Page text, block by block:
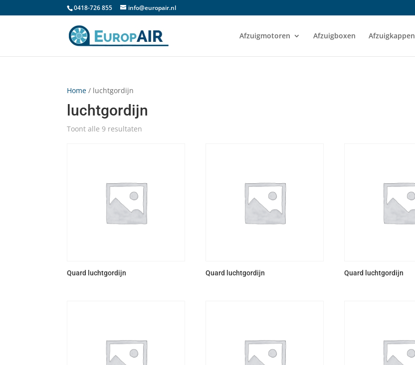
0418-726 855 info@europair.nl
Afzuigmotoren Afzuigboxen Afzuigkappen
Home / luchtgordijn
luchtgordijn
Toont alle 9 resultaten
Quard luchtgordijn Quard luchtgordijn Quard luchtgordijn